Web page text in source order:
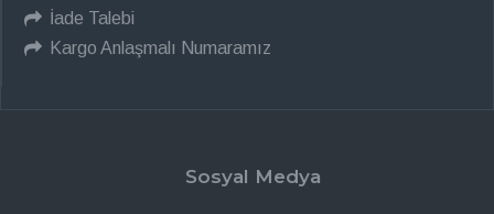
İade Talebi
Kargo Anlaşmalı Numaramız
Sosyal Medya